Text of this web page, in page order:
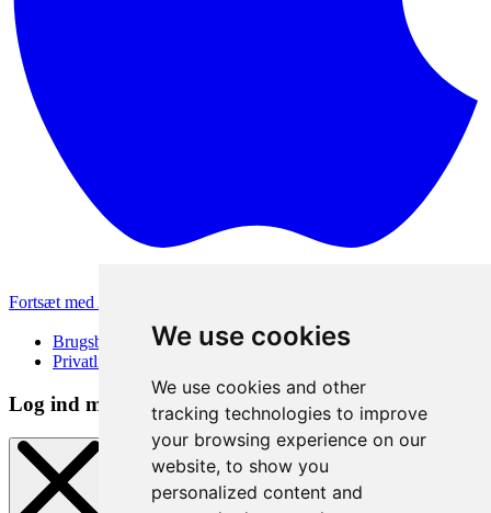
We use cookies
We use cookies and other
tracking technologies to improve
your browsing experience on our
website, to show you
personalized content and
Fortsæt med Apple
Brugsbetingelser
Privatlivspolitik
Log ind metode